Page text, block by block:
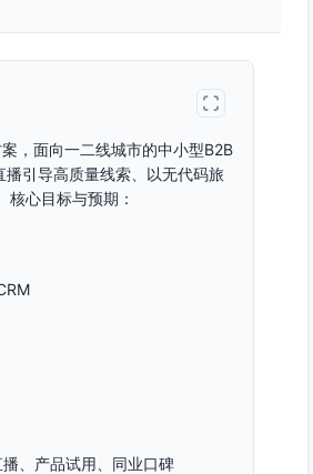
，面向一二线城市的中小型B2B
引导高质量线索、以无代码旅
心目标与预期：
、产品试用、同业口碑